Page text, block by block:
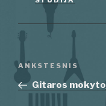
Navigacija
tarp
įrašų
Ankstesnis
įrašas
ANKSTESNIS
Gitaros